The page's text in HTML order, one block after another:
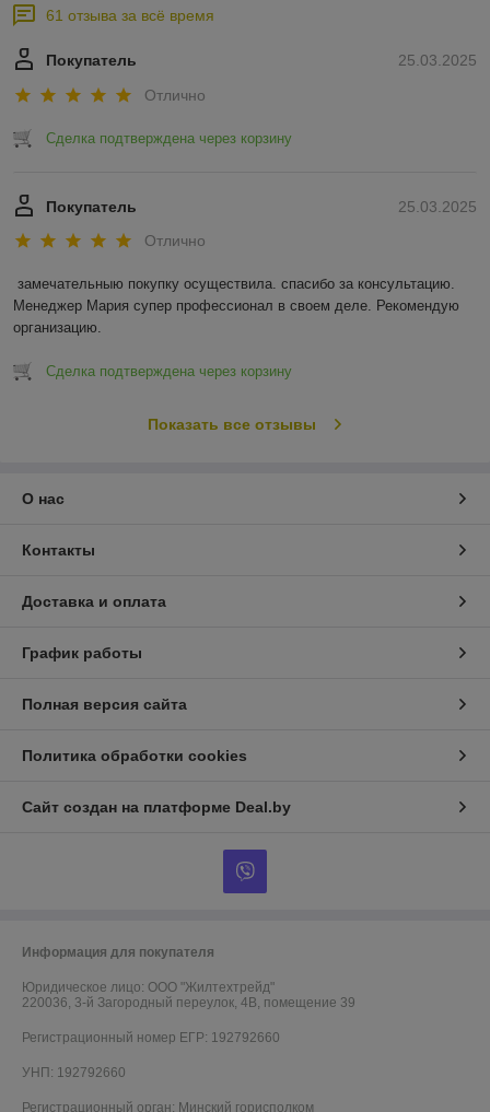
61 отзыва за всё время
25.03.2025
Покупатель
Отлично
Сделка подтверждена через корзину
25.03.2025
Покупатель
Отлично
замечательныю покупку осуществила. спасибо за консультацию.
Менеджер Мария супер профессионал в своем деле. Рекомендую
организацию.
Сделка подтверждена через корзину
Показать все отзывы
О нас
Контакты
Доставка и оплата
График работы
Полная версия сайта
Политика обработки cookies
Сайт создан на платформе Deal.by
Информация для покупателя
Юридическое лицо: ООО "Жилтехтрейд"
220036, 3-й Загородный переулок, 4В, помещение 39
Регистрационный номер ЕГР: 192792660
УНП: 192792660
Регистрационный орган: Минский горисполком